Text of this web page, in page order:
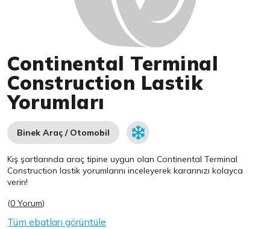
Continental Terminal
Construction Lastik
Yorumları
Binek Araç / Otomobil
Kış şartlarında araç tipine uygun olanContinental Terminal
Construction lastik yorumlarını inceleyerek kararınızı kolayca
verin!
(0 Yorum)
Tüm ebatları görüntüle